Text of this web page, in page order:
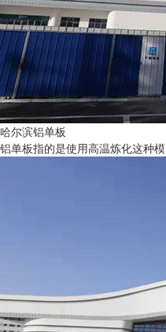
哈尔滨铝单板
铝单板指的是使用高温炼化这种模